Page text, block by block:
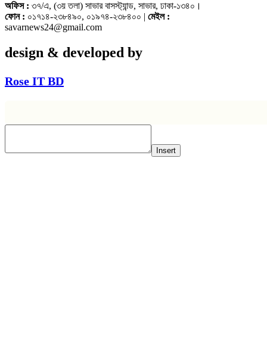
অফিস : ৩৭/এ, (৩য় তলা) সাভার বাসস্ট্যান্ড, সাভার, ঢাকা-১৩৪০।
ফোন : ০১৭১৪-২৩৮৪৯০, ০১৯৭৪-২৩৮৪০০ | মেইল :
savarnews24@gmail.com
design & developed by
Rose IT BD
Insert